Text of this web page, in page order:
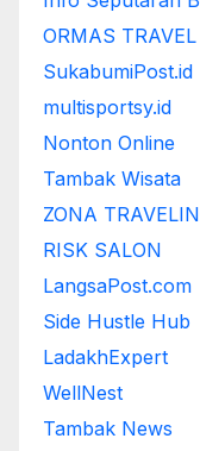
ORMAS TRAVEL
SukabumiPost.id
multisportsy.id
Nonton Online
Tambak Wisata
ZONA
RISK SALON
LangsaPost.com
Side Hustle Hub
LadakhExpert
WellNest
Tambak News